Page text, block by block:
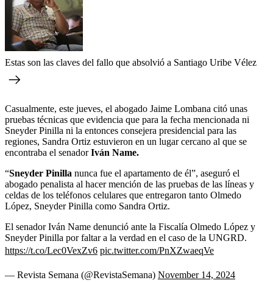
Estas son las claves del fallo que absolvió a Santiago Uribe Vélez
Casualmente, este jueves, el abogado Jaime Lombana citó unas
pruebas técnicas que evidencia que para la fecha mencionada ni
Sneyder Pinilla ni la entonces consejera presidencial para las
regiones, Sandra Ortiz estuvieron en un lugar cercano al que se
encontraba el senadorIván Name.
“Sneyder Pinilla nunca fue el apartamento de él”, aseguró el
abogado penalista al hacer mención de las pruebas de las líneas y
celdas de los teléfonos celulares que entregaron tanto Olmedo
López, Sneyder Pinilla como Sandra Ortiz.
El senador Iván Name denunció ante la Fiscalía Olmedo López y
Sneyder Pinilla por faltar a la verdad en el caso de la UNGRD.
https://t.co/Lec0VexZv6 pic.twitter.com/PnXZwaeqVe
— Revista Semana (@RevistaSemana) November 14, 2024